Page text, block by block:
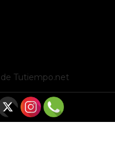
Tutiempo.net